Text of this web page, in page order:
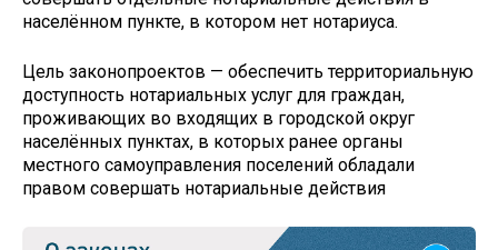
населённом пункте, в котором нет нотариуса.
Цель законопроектов — обеспечить территориальную
доступность нотариальных услуг для граждан,
проживающих во входящих в городской округ
населённых пунктах, в которых ранее органы
местного самоуправления поселений обладали
правом совершать нотариальные действия